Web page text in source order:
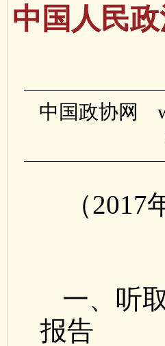
中国人民
中国政协网
（
一、听
报告